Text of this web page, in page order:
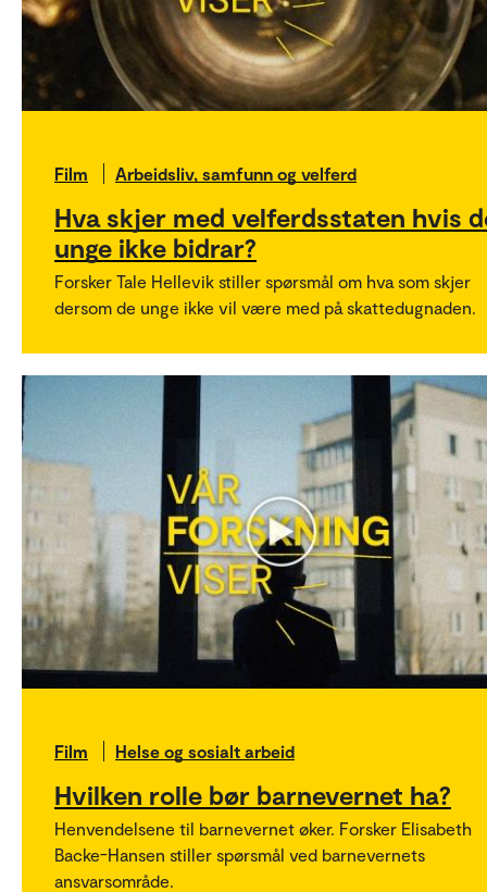
Film Arbeidsliv, samfunn og velferd
Hva skjer med velferdsstaten hvis
unge ikke bidrar?
Forsker Tale Hellevik stiller spørsmål om hva som skjer
dersom de unge ikke vil være med på skattedugnaden.
Film Helse og sosialt arbeid
Hvilken rolle bør barnevernet ha?
Henvendelsene til barnevernet øker. Forsker Elisabeth
Backe-Hansen stiller spørsmål ved barnevernets
ansvarsområde.